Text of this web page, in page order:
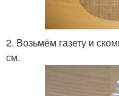
2. Возьмём газету и
см.